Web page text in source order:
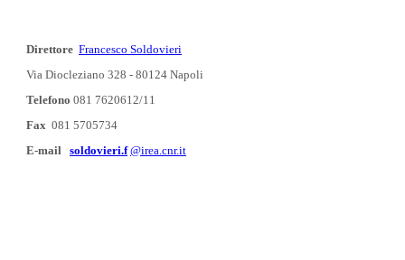
Direttore Francesco Soldovieri
Via Diocleziano 328 - 80124 Napoli
Telefono 081 7620612/11
Fax 081 5705734
E-mail soldovieri.f @irea.cnr.it